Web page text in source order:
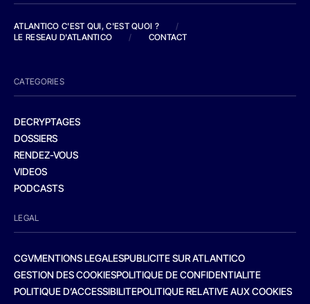
ATLANTICO C'EST QUI, C'EST QUOI ?
/
LE RESEAU D'ATLANTICO
/ CONTACT
CATEGORIES
DECRYPTAGES
DOSSIERS
RENDEZ-VOUS
VIDEOS
PODCASTS
LEGAL
CGVMENTIONS LEGALESPUBLICITE SUR ATLANTICO
GESTION DES COOKIESPOLITIQUE DE CONFIDENTIALITE
POLITIQUE D’ACCESSIBILITEPOLITIQUE RELATIVE AUX COOKIES